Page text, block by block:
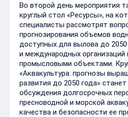
Во второй день мероприятия
круглый стол «Ресурсы», на
специалисты рассмотрят
прогнозирования объемов
доступных для вылова до 2050
и международных организаций
промысловыми объектами.
«Аквакультура: прогнозы
развития до 2050 года»
обсуждения долгосрочных
пресноводной и морской
качества и безопасности ее